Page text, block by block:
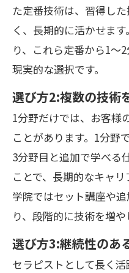
た定番技術は、習得し
く、長期的に活かせま
り、これら定番から1〜
現実的な選択です。
選び方2:複数の技術
1分野だけでは、お客様
ことがあります。1分野
3分野目と追加で学べる
ことで、長期的なキャ
学院ではセット講座や
り、段階的に技術を増や
選び方3:継続性のあ
セラピストとして長く